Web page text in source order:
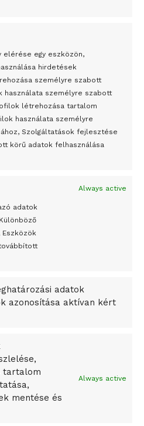
elérése egy eszközön,
hirdetések
személyre szabott
használata személyre szabott
létrehozása tartalom
használata személyre
Szolgáltatások fejlesztése
körű adatok felhasználása
Always active
adatok
adatok
azonosítása aktívan kért
tartalom
mentése és
Always active
Bahmutnál
művét miután elégették.
művei szabadon
zsidó kulturális örökségét
az amerikai Meridian
legjobbjai az
államtitkárait kinevezték
okozta
elődöntős – Birkózó